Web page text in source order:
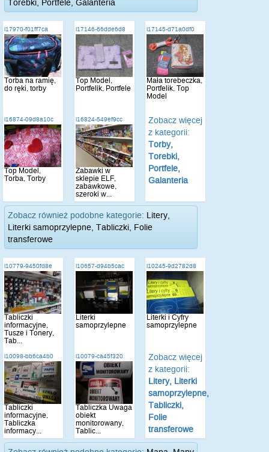
Torebki, Portfele, Galanteria
i17970-f01ff7ca
Torba na ramię,
do ręki, torby
i17146-66dde6d8
Top Model,
Portfelik, Portfele
i17145-d71a0df0
Mała torebeczka,
Portfelik, Top
Model
i16874-09d8a10c
Top Model,
Torba, Torby
i16824-549ef9cc
Zabawki w
sklepie ELF,
zabawkowe,
szeroki w...
Zobacz więcej
z kategorii:
Torby,
Torebki,
Portfele,
Galanteria
Zobacz również podobne kategorie: Litery,
Literki samoprzylepne, Tabliczki, Folie
transferowe
i10779-9450fd8e
Tabliczki
informacyjne,
Tusze i Tonery,
Tab...
i10657-d94b5cac
Literki
samoprzylepne
i10245-9d2782d8
Literki i Cyfry
samoprzylepne
i10098-bb6ca4b0
Tabliczki
informacyjne,
Tabliczka
informacy...
i10079-ca45f320
Tabliczka Uwaga
obiekt
monitorowany,
Tablic...
Zobacz więcej
z kategorii:
Litery, Literki
samoprzylepne,
Tabliczki,
Folie
transferowe